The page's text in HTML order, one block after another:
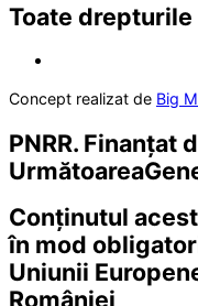
Toate
Concept realizat de Big
PNRR. Finanțat
Conținutul
în mod
Uniunii
României